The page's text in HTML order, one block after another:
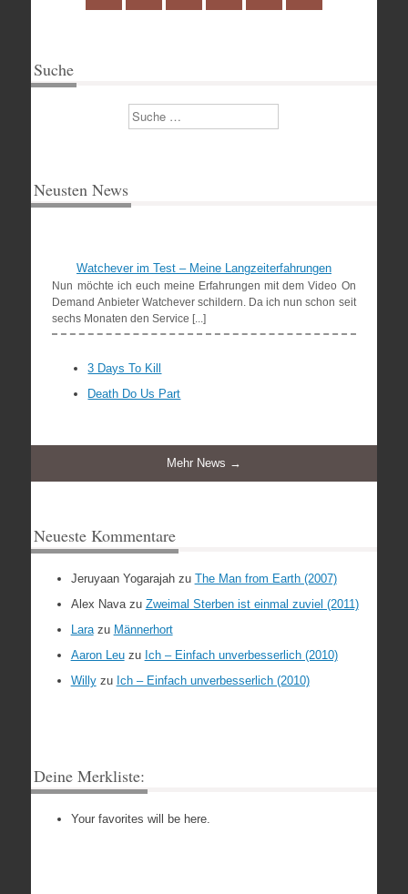
Suche
Suchen
Neusten News
Watchever im Test – Meine Langzeiterfahrungen
Nun möchte ich euch meine Erfahrungen mit dem Video On
Demand Anbieter Watchever schildern. Da ich nun schon seit
sechs Monaten den Service [...]
3 Days To Kill
Death Do Us Part
Mehr News →
Neueste Kommentare
Jeruyaan Yogarajahzu The Man from Earth (2007)
Alex Navazu Zweimal Sterben ist einmal zuviel (2011)
Larazu Männerhort
Aaron Leuzu Ich – Einfach unverbesserlich (2010)
Willyzu Ich – Einfach unverbesserlich (2010)
Deine Merkliste:
Your favorites will be here.